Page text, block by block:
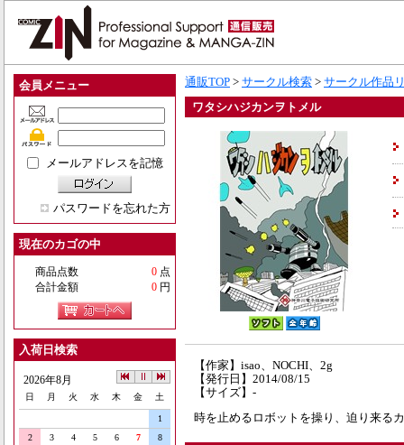
会員メニュー
メールアドレスを記憶
パスワードを忘れた方
現在のカゴの中
商品点数 0 点
合計金額
0 円
入荷日検索
2026年8月
日 月 火 水 木 金 土
1
2
3 4 5 6 7
8
通販TOP > サークル検索 > サークル作品
ワタシハジカンヲトメル
【作家】isao、NOCHI、2g
【発行日】2014/08/15
【サイズ】-
時を止めるロボットを操り、迫り来る